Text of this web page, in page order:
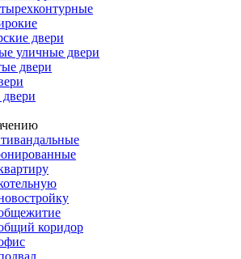
двери
уличные двери
двери
коридор